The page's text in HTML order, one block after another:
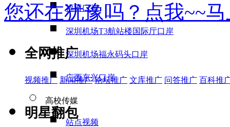
福田口岸
深圳机场T3航站楼国际厅口岸
深圳机场福永码头口岸
广西东兴口岸
高校传媒
站点视频
您还在犹豫吗？点我~~
全网推广
视频推广 新闻推广 论坛推广 文库推广 问答推广 百科推
明星翻包